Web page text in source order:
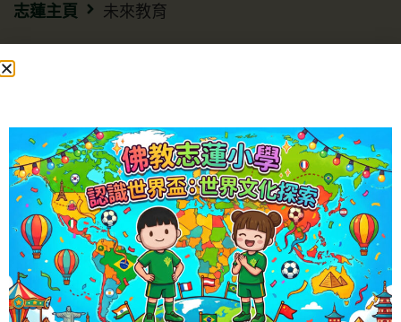
志蓮主頁 未來教育
地址：西貢將軍澳唐俊街一號
電話：2246 3959
傳真：2246 3972